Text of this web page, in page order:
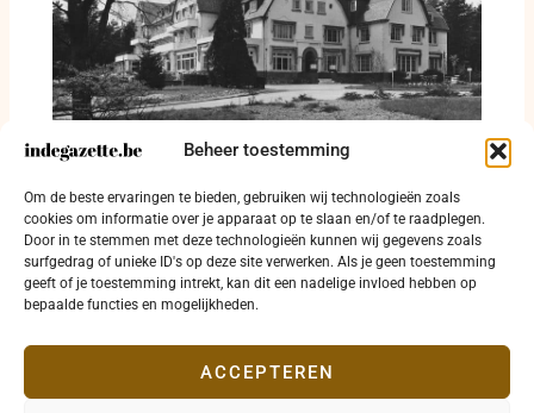
Beheer toestemming
Om de beste ervaringen te bieden, gebruiken wij technologieën zoals
cookies om informatie over je apparaat op te slaan en/of te raadplegen.
Door in te stemmen met deze technologieën kunnen wij gegevens zoals
surfgedrag of unieke ID's op deze site verwerken. Als je geen toestemming
geeft of je toestemming intrekt, kan dit een nadelige invloed hebben op
bepaalde functies en mogelijkheden.
ACCEPTEREN
Bilderberg blijft balanceren tussen besloten
overleg en publieke twijfel
20 juni 2026